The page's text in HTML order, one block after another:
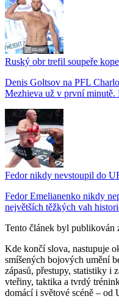
Ruský obr trefil soupeře
Denis Goltsov na PFL
Mezhieva už v první
Fedor nikdy nevstoupil do
Fedor Emelianenko nikdy
největších těžkých vah
Tento článek byl publikován
Kde končí slova, nastupuje
smíšených bojových umění
zápasů, přestupy, statistiky i
vteřiny, taktika a tvrdý
domácí i světové scéně – od